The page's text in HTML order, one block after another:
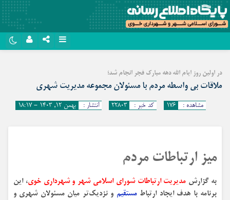
ایتا
در اولین روز ایام الله دهه مبارک فجر انجام شد؛
ملاقات بی واسطه مردم با مسئولان مجموعه مدیریت شهری
انتشار : بهمن ۱۲, ۱۴۰۳ - ۱۸:۱۷ کد خبر : ۲۲۸۰۳ مشاهده : ۱۷۶
میز ارتباطات مردم
به گزارش مدیریت ارتباطات شورای اسلامی شهر و شهرداری خوی، این
برنامه با هدف ایجاد ارتباطمستقیم و نزدیک‌تر میان مسئولان شهری و